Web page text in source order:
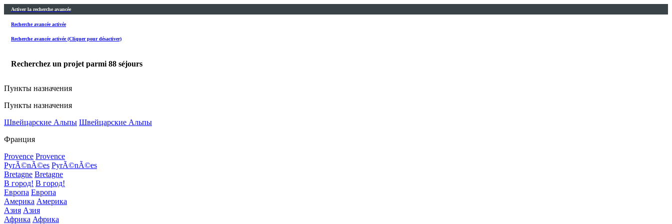
Activer la recherche avancée
Recherche avancée activée
Recherche avancée activée (Cliquer pour désactiver)
Recherchez un projet parmi 88 séjours
Пункты назначения
Пункты назначения
Швейцарские Альпы Швейцарские Альпы
Франция
Provence Provence
PyrÃ©nÃ©es PyrÃ©nÃ©es
Bretagne Bretagne
В город! В город!
Европа Европа
Америка Америка
Азия Азия
Африка Африка